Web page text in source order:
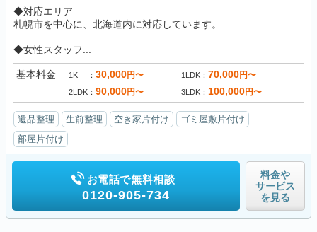
◆対応エリア
札幌市を中心に、北海道内に対応しています。
◆女性スタッフ...
基本料金 1K 30,000円〜 1LDK 70,000円〜
2LDK 90,000円〜 3LDK 100,000円〜
遺品整理 生前整理 空き家片付け
ゴミ屋敷片付け
部屋片付け
お電話で無料相談
0120-905-734
料金や
サービス
を見る